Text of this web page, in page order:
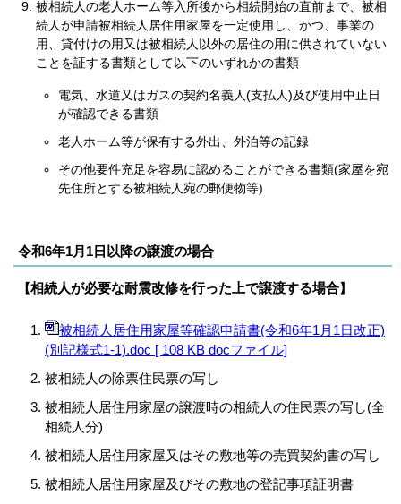
被相続人の老人ホーム等入所後から相続開始の直前まで、被相
続人が申請被相続人居住用家屋を一定使用し、かつ、事業の
用、貸付けの用又は被相続人以外の居住の用に供されていない
ことを証する書類として以下のいずれかの書類
電気、水道又はガスの契約名義人(支払人)及び使用中止日
が確認できる書類
老人ホーム等が保有する外出、外泊等の記録
その他要件充足を容易に認めることができる書類(家屋を宛
先住所とする被相続人宛の郵便物等)
令和6年1月1日以降の譲渡の場合
【相続人が必要な耐震改修を行った上で譲渡する場合】
被相続人居住用家屋等確認申請書(令和6年1月1日改正)
(別記様式1-1).doc [ 108 KB docファイル]
被相続人の除票住民票の写し
被相続人居住用家屋の譲渡時の相続人の住民票の写し(全
相続人分)
被相続人居住用家屋又はその敷地等の売買契約書の写し
被相続人居住用家屋及びその敷地の登記事項証明書